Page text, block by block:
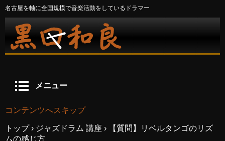
名古屋を軸に全国規模で音楽活動をしているドラマー
メニュー
コンテンツへスキップ
トップ › ジャズドラム 講座 ›
【質問】リベルタンゴのリズ
ムの感じ方